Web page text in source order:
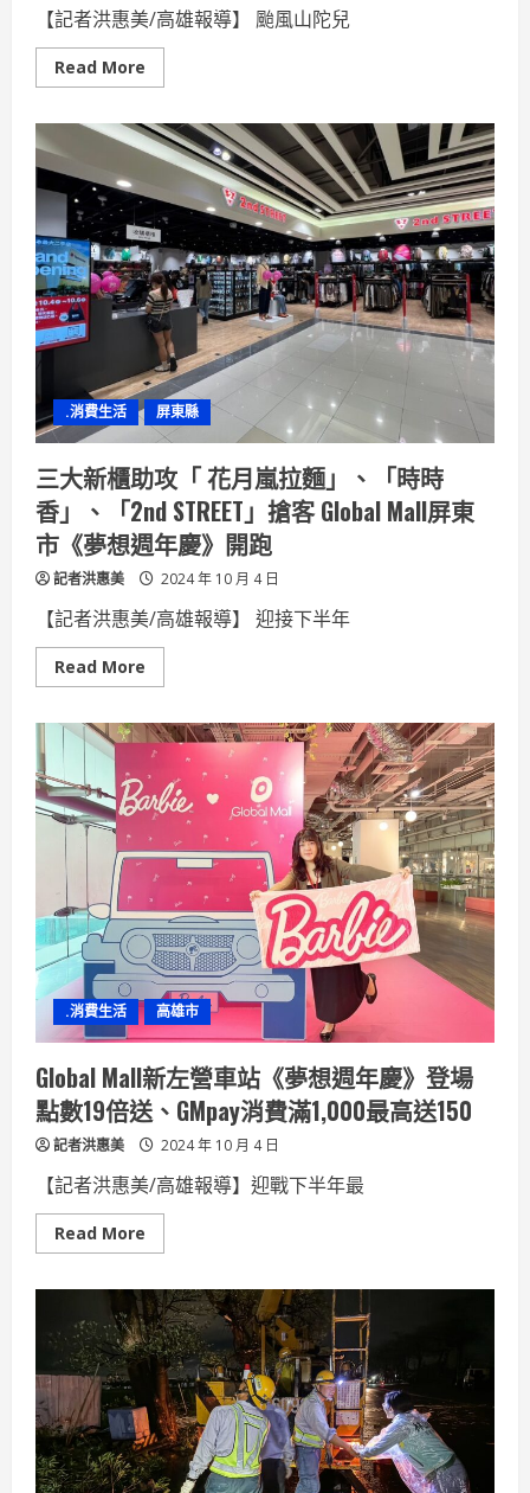
【記者洪惠美/高雄報導】 颱風山陀兒
Read More
more
陀
兒
重
高
雄，
颱
風
有
愛
向
清
潔
隊
無
名
英
雄
致
敬
.消費生活 屏東縣
三大新櫃助攻「 花月嵐拉麵」、「時時
香」、「2nd STREET」搶客 Global Mall屏東
市《夢想週年慶》開跑
記者洪惠美 2024 年 10 月 4 日
【記者洪惠美/高雄報導】 迎接下半年
Read More
more
大
新
櫃
助
攻
「
花
月
嵐
拉
麵」、
「時
時
香」、
「2nd
STREET」
搶
客
Global
Mall
屏
東
市
《夢
想
週
慶》
開
跑
.消費生活 高雄市
Global Mall新左營車站《夢想週年慶》登場
點數19倍送、GMpay消費滿1,000最高送150
記者洪惠美 2024 年 10 月 4 日
【記者洪惠美/高雄報導】迎戰下半年最
Read More
more
Mall
新
左
營
車
《夢
想
週
年
慶》
登